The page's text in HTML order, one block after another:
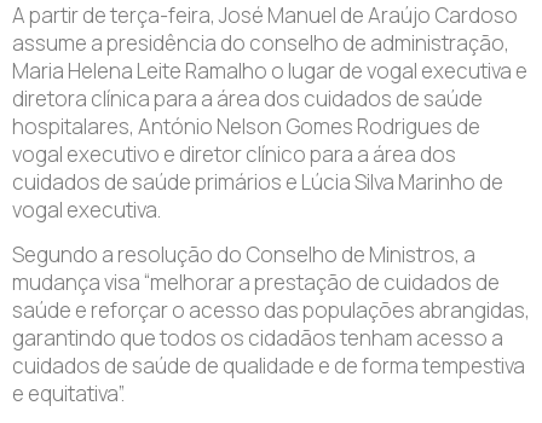
A partir de terça-feira, José Manuel de Araújo Cardoso
assume a presidência do conselho de administração,
Maria Helena Leite Ramalho o lugar de vogal executiva e
diretora clínica para a área dos cuidados de saúde
hospitalares, António Nelson Gomes Rodrigues de
vogal executivo e diretor clínico para a área dos
cuidados de saúde primários e Lúcia Silva Marinho de
vogal executiva.
Segundo a resolução do Conselho de Ministros, a
mudança visa “melhorar a prestação de cuidados de
saúde e reforçar o acesso das populações abrangidas,
garantindo que todos os cidadãos tenham acesso a
cuidados de saúde de qualidade e de forma tempestiva
e equitativa”.